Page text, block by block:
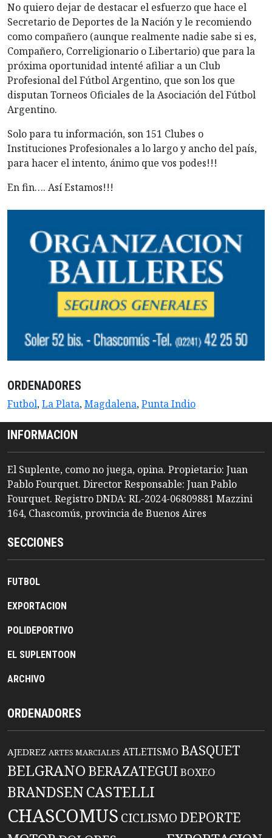
No quiero dejar de destacar el esfuerzo que hace el
Secretario de Deportes de la Nación y le recomiendo
como compañero (aunque realmente nadie sabe si es,
Compañero, Correligionario o Libertario) que para la
próxima oportunidad intenté afiliar a un Club
Profesional del Fútbol Argentino, que son los que
disputan Torneos Oficiales de la Asociación del Fútbol
Argentino.
Solo para tu información, son 151 Clubes o
Instituciones Profesionales a lo largo y ancho del país,
para hacer el intento, ánimo que vos podes!!!
En fin…. Así Estamos!!!
ORDENADORES
Futbol,La Plata,Magdalena,Punta Indio
INFORMACION
El Suplente, como no juega, opina. Propietario: Juan
Pablo Fourquet. Director Responsable: Juan Pablo
Fourquet. Registro DNDA: RL-2024-06809881 Mazzini
164, Chascomús, provincia de Buenos Aires
SECCIONES
FUTBOL
EXPORTACION
POLIDEPORTIVO
EL SUPLENTOON
ARCHIVO
ORDENADORES
AJEDREZ ARTES MARCIALES ATLETISMO BASQUET
BELGRANO BERAZATEGUIBOXEO
BRANDSENCASTELLI
CHASCOMUS CICLISMO DEPORTE